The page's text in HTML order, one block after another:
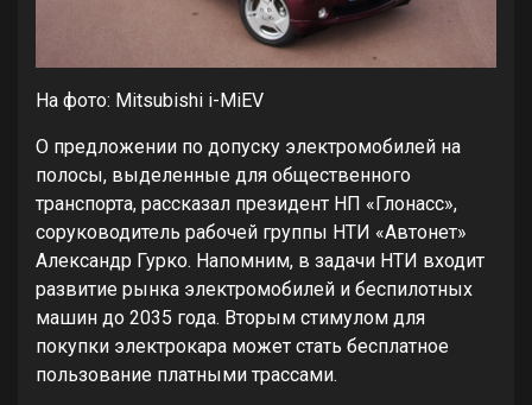
На фото: Mitsubishi i-MiEV
О предложении по допуску электромобилей на
полосы, выделенные для общественного
транспорта, рассказал президент НП «Глонасс»,
соруководитель рабочей группы НТИ «Автонет»
Александр Гурко. Напомним, в задачи НТИ входит
развитие рынка электромобилей и беспилотных
машин до 2035 года. Вторым стимулом для
покупки электрокара может стать бесплатное
пользование платными трассами.